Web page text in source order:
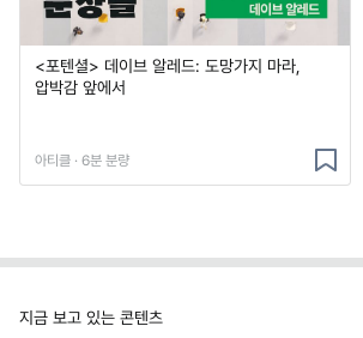
<포텐셜> 데이브 알레드: 도망가지 마라,
압박감 앞에서
아티클 · 6분 분량
지금 보고 있는 콘텐츠